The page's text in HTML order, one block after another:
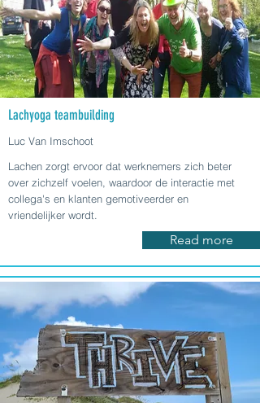
Lachyoga teambuilding
Luc Van Imschoot
Lachen zorgt ervoor dat werknemers zich beter
over zichzelf voelen, waardoor de interactie met
collega's en klanten gemotiveerder en
vriendelijker wordt.
Read more